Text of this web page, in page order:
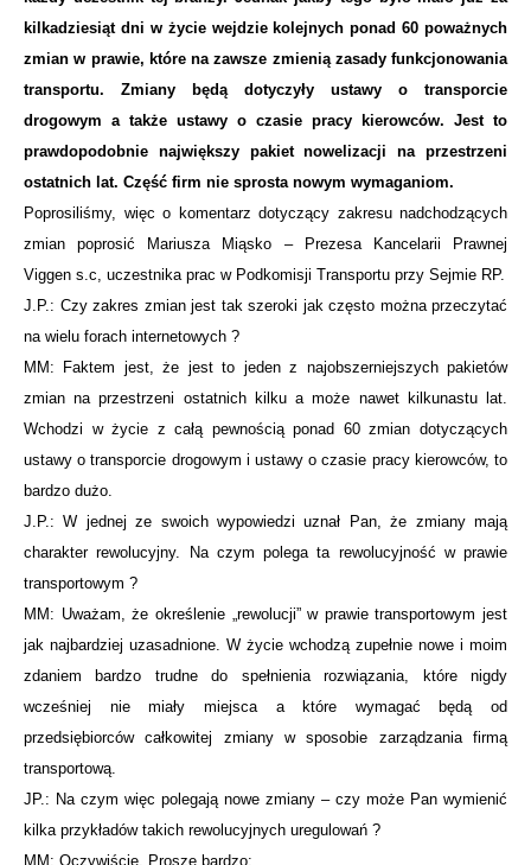
kilkadziesiąt dni w życie wejdzie kolejnych ponad 60 poważnych
zmian w prawie, które na zawsze zmienią zasady funkcjonowania
transportu. Zmiany będą dotyczyły ustawy o transporcie
drogowym a także ustawy o czasie pracy kierowców. Jest to
prawdopodobnie największy pakiet nowelizacji na przestrzeni
ostatnich lat. Część firm nie sprosta nowym wymaganiom.
Poprosiliśmy, więc o komentarz dotyczący zakresu nadchodzących
zmian poprosić Mariusza Miąsko – Prezesa Kancelarii Prawnej
Viggen s.c, uczestnika prac w Podkomisji Transportu przy Sejmie RP.
J.P.: Czy zakres zmian jest tak szeroki jak często można przeczytać
na wielu forach internetowych ?
MM: Faktem jest, że jest to jeden z najobszerniejszych pakietów
zmian na przestrzeni ostatnich kilku a może nawet kilkunastu lat.
Wchodzi w życie z całą pewnością ponad 60 zmian dotyczących
ustawy o transporcie drogowym i ustawy o czasie pracy kierowców, to
bardzo dużo.
J.P.: W jednej ze swoich wypowiedzi uznał Pan, że zmiany mają
charakter rewolucyjny. Na czym polega ta rewolucyjność w prawie
transportowym ?
MM: Uważam, że określenie „rewolucji” w prawie transportowym jest
jak najbardziej uzasadnione. W życie wchodzą zupełnie nowe i moim
zdaniem bardzo trudne do spełnienia rozwiązania, które nigdy
wcześniej nie miały miejsca a które wymagać będą od
przedsiębiorców całkowitej zmiany w sposobie zarządzania firmą
transportową.
JP.: Na czym więc polegają nowe zmiany – czy może Pan wymienić
kilka przykładów takich rewolucyjnych uregulowań ?
MM: Oczywiście. Proszę bardzo: